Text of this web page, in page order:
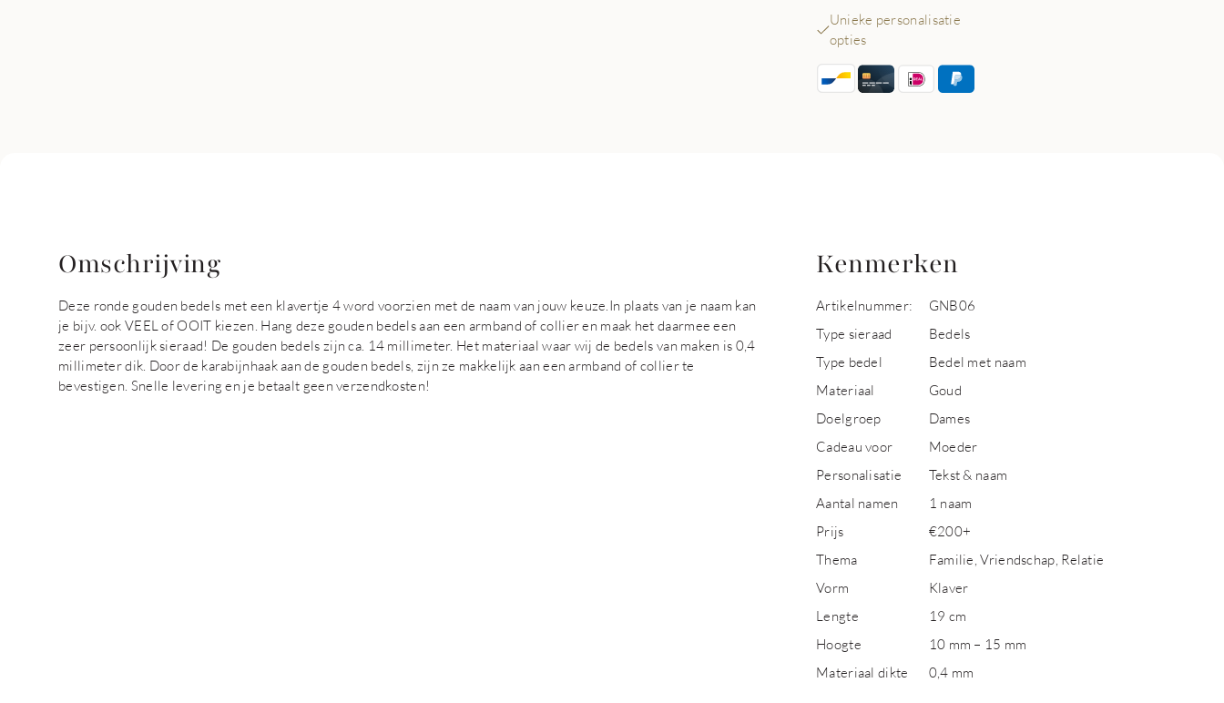
Unieke personalisatie
opties
Omschrijving
Deze ronde gouden bedels met een klavertje 4 word voorzien met de naam van jouw keuze.In plaats van je naam kan
je bijv. ook VEEL of OOIT kiezen. Hang deze gouden bedels aan een armband of collier en maak het daarmee een
zeer persoonlijk sieraad! De gouden bedels zijn ca. 14 millimeter. Het materiaal waar wij de bedels van maken is 0,4
millimeter dik. Door de karabijnhaak aan de gouden bedels, zijn ze makkelijk aan een armband of collier te
bevestigen. Snelle levering en je betaalt geen verzendkosten!
Kenmerken
Artikelnummer:
GNB06
Type sieraad
Bedels
Type bedel
Bedel met naam
Materiaal
Goud
Doelgroep
Dames
Cadeau voor
Moeder
Personalisatie
Tekst & naam
Aantal namen
1 naam
Prijs
€200+
Thema
Familie, Vriendschap, Relatie
Vorm
Klaver
Lengte
19 cm
Hoogte
10 mm – 15 mm
Materiaal dikte
0,4 mm